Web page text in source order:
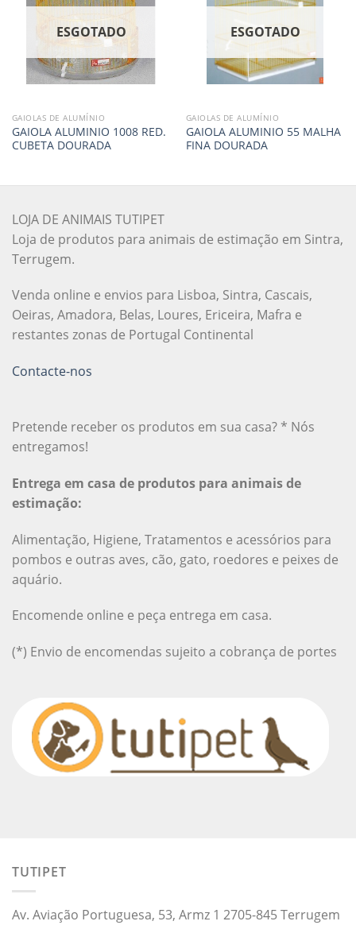
ESGOTADO
GAIOLAS DE ALUMÍNIO
GAIOLA ALUMINIO 1008 RED.
CUBETA DOURADA
ESGOTADO
GAIOLAS DE ALUMÍNIO
GAIOLA ALUMINIO 55 MALHA
FINA DOURADA
LOJA DE ANIMAIS TUTIPET
Loja de produtos para animais de estimação em Sintra,
Terrugem.
Venda online e envios para Lisboa, Sintra, Cascais,
Oeiras, Amadora, Belas, Loures, Ericeira, Mafra e
restantes zonas de Portugal Continental
Contacte-nos
Pretende receber os produtos em sua casa? * Nós
entregamos!
Entrega em casa de produtos para animais de
estimação:
Alimentação, Higiene, Tratamentos e acessórios para
pombos e outras aves, cão, gato, roedores e peixes de
aquário.
Encomende online e peça entrega em casa.
(*) Envio de encomendas sujeito a cobrança de portes
TUTIPET
Av. Aviação Portuguesa, 53, Armz 1 2705-845 Terrugem